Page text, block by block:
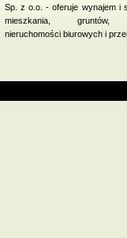
Sp. z o.o. - oferuje wynajem i
mieszkania, gruntów,
nieruchomości biurowych i